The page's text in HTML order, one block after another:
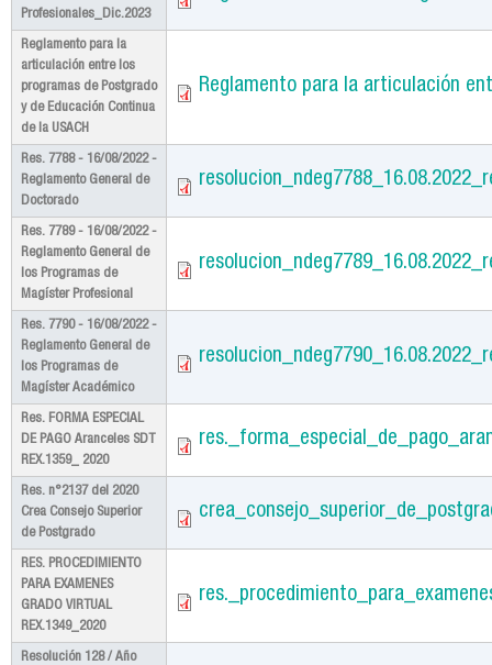
Profesionales_Dic.2023
Reglamento para la
articulación entre los
programas de Postgrado
y de Educación Continua
de la USACH
Reglamento para la articulación
Res. 7788 - 16/08/2022 -
Reglamento General de
Doctorado
Res. 7789 - 16/08/2022 -
Reglamento General de
los Programas de
Magíster Profesional
Res. 7790 - 16/08/2022 -
Reglamento General de
los Programas de
Magíster Académico
Res. FORMA ESPECIAL
DE PAGO Aranceles SDT
REX.1359_ 2020
Res. n°2137 del 2020
Crea Consejo Superior
de Postgrado
RES. PROCEDIMIENTO
PARA EXAMENES
GRADO VIRTUAL
REX.1349_2020
Resolución 128 / Año